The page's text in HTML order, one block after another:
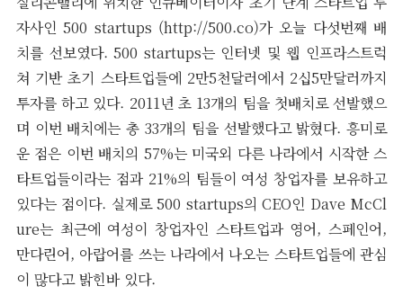
자사인 500 startups (http://500.co)가 오늘 다섯번째 배
치를 선보였다. 500 startups는 인터넷 및 웹 인프라스트럭
쳐 기반 초기 스타트업들에 2만5천달러에서 2십5만달러까지
투자를 하고 있다. 2011년 초 13개의 팀을 첫배치로 선발했으
며 이번 배치에는 총 33개의 팀을 선발했다고 밝혔다. 흥미로
운 점은 이번 배치의 57%는 미국외 다른 나라에서 시작한 스
타트업들이라는 점과 21%의 팀들이 여성 창업자를 보유하고
있다는 점이다. 실제로 500 startups의 CEO인 Dave McCl
ure는 최근에 여성이 창업자인 스타트업과 영어, 스페인어,
만다린어, 아랍어를 쓰는 나라에서 나오는 스타트업들에 관심
이 많다고 밝힌바 있다.